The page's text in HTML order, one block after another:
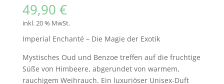
49,90 €
inkl. 20 % MwSt.
Imperial Enchanté – Die Magie der Exotik
Mystisches Oud und Benzoe treffen auf die fruchtige
Süße von Himbeere, abgerundet von warmem,
rauchigem Weihrauch. Ein luxuriöser Unisex-Duft